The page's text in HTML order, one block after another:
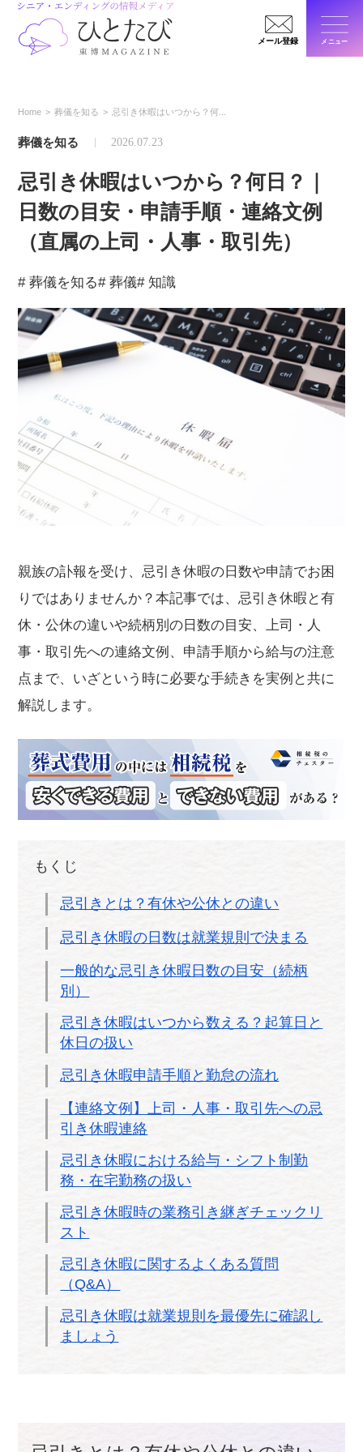
メール登録 メニュー
Home 葬儀を知る 忌引き休暇はいつから？何...
葬儀を知る 2026.07.23
忌引き休暇はいつから？何日？｜
日数の目安・申請手順・連絡文例
（直属の上司・人事・取引先）
# 葬儀を知る# 葬儀# 知識
親族の訃報を受け、忌引き休暇の日数や申請でお困
りではありませんか？本記事では、忌引き休暇と有
休・公休の違いや続柄別の日数の目安、上司・人
事・取引先への連絡文例、申請手順から給与の注意
点まで、いざという時に必要な手続きを実例と共に
解説します。
もくじ
忌引きとは？有休や公休との違い
忌引き休暇の日数は就業規則で決まる
一般的な忌引き休暇日数の目安（続柄
別）
忌引き休暇はいつから数える？起算日と
休日の扱い
忌引き休暇申請手順と勤怠の流れ
【連絡文例】上司・人事・取引先への忌
引き休暇連絡
忌引き休暇における給与・シフト制勤
務・在宅勤務の扱い
忌引き休暇時の業務引き継ぎチェックリ
スト
忌引き休暇に関するよくある質問
（Q&A）
忌引き休暇は就業規則を最優先に確認し
ましょう